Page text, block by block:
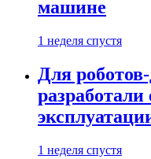
машине
1 неделя спустя
Для
1 неделя спустя